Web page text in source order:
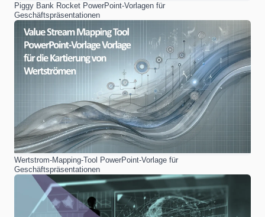
Piggy Bank Rocket PowerPoint-Vorlagen für
Geschäftspräsentationen
Wertstrom-Mapping-Tool PowerPoint-Vorlage für
Geschäftspräsentationen